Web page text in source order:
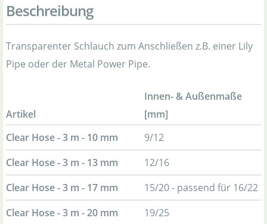
Beschreibung
Transparenter Schlauch zum Anschließen z.B. einer Lily
Pipe oder der Metal Power Pipe.
Artikel
Innen- & Außenmaße
[mm]
Clear Hose - 3 m - 10 mm
9/12
Clear Hose - 3 m - 13 mm
12/16
Clear Hose - 3 m - 17 mm
15/20 - passend für 16/22
Clear Hose - 3 m - 20 mm
19/25